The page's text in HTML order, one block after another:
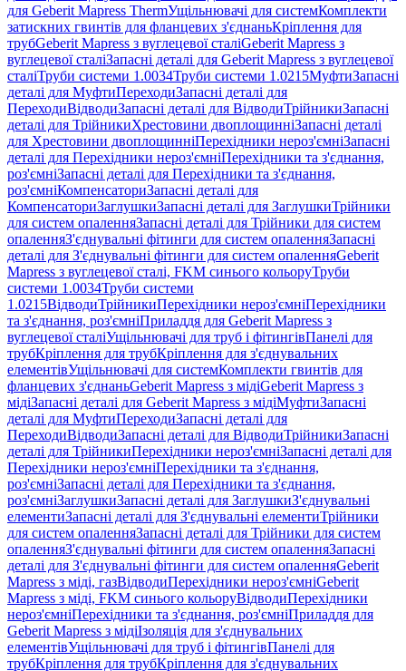
для Geberit Mapress ThermУщільнювачі для системКомплекти
затискних гвинтів для фланцевих з'єднаньКріплення для
трубGeberit Mapress з вуглецевої сталіGeberit Mapress з
вуглецевої сталіЗапасні деталі для Geberit Mapress з вуглецевої
сталіТруби системи 1.0034Труби системи 1.0215МуфтиЗапасні
деталі для МуфтиПереходиЗапасні деталі для
ПереходиВідводиЗапасні деталі для ВідводиТрійникиЗапасні
деталі для ТрійникиХрестовини двоплощинніЗапасні деталі
для Хрестовини двоплощинніПерехідники нероз'ємніЗапасні
деталі для Перехідники нероз'ємніПерехідники та з'єднання,
роз'ємніЗапасні деталі для Перехідники та з'єднання,
роз'ємніКомпенсаториЗапасні деталі для
КомпенсаториЗаглушкиЗапасні деталі для ЗаглушкиТрійники
для систем опаленняЗапасні деталі для Трійники для систем
опаленняЗ'єднувальні фітинги для систем опаленняЗапасні
деталі для З'єднувальні фітинги для систем опаленняGeberit
Mapress з вуглецевої сталі, FKM синього кольоруТруби
системи 1.0034Труби системи
1.0215ВідводиТрійникиПерехідники нероз'ємніПерехідники
та з'єднання, роз'ємніПриладдя для Geberit Mapress з
вуглецевої сталіУщільнювачі для труб і фітингівПанелі для
трубКріплення для трубКріплення для з'єднувальних
елементівУщільнювачі для системКомплекти гвинтів для
фланцевих з'єднаньGeberit Mapress з мідіGeberit Mapress з
мідіЗапасні деталі для Geberit Mapress з мідіМуфтиЗапасні
деталі для МуфтиПереходиЗапасні деталі для
ПереходиВідводиЗапасні деталі для ВідводиТрійникиЗапасні
деталі для ТрійникиПерехідники нероз'ємніЗапасні деталі для
Перехідники нероз'ємніПерехідники та з'єднання,
роз'ємніЗапасні деталі для Перехідники та з'єднання,
роз'ємніЗаглушкиЗапасні деталі для ЗаглушкиЗ'єднувальні
елементиЗапасні деталі для З'єднувальні елементиТрійники
для систем опаленняЗапасні деталі для Трійники для систем
опаленняЗ'єднувальні фітинги для систем опаленняЗапасні
деталі для З'єднувальні фітинги для систем опаленняGeberit
Mapress з міді, газВідводиПерехідники нероз'ємніGeberit
Mapress з міді, FKM синього кольоруВідводиПерехідники
нероз'ємніПерехідники та з'єднання, роз'ємніПриладдя для
Geberit Mapress з мідіІзоляція для з'єднувальних
елементівУщільнювачі для труб і фітингівПанелі для
трубКріплення для трубКріплення для з'єднувальних